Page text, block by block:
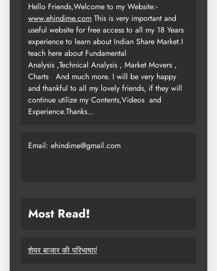
Hello Friends,Welcome to my Website:-
www.ehindime.com This is very important and
useful website for free access to all my 18 Years
experience to learn about Indian Share Market.I
teach here about Fundamental
Analysis ,Technical Analysis , Market Movers ,
Charts
And much more. I will be very happy
and thankful to all my lovely friends, if they will
continue utilize my Contents,Videos and
Experience.Thanks…
Email: ehindime@gmail.com
Most Read!
शेयर बाजार की परिभाषाएं